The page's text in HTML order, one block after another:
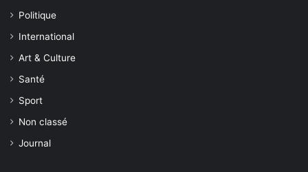
Politique
International
Art & Culture
Santé
Sport
Non classé
Journal